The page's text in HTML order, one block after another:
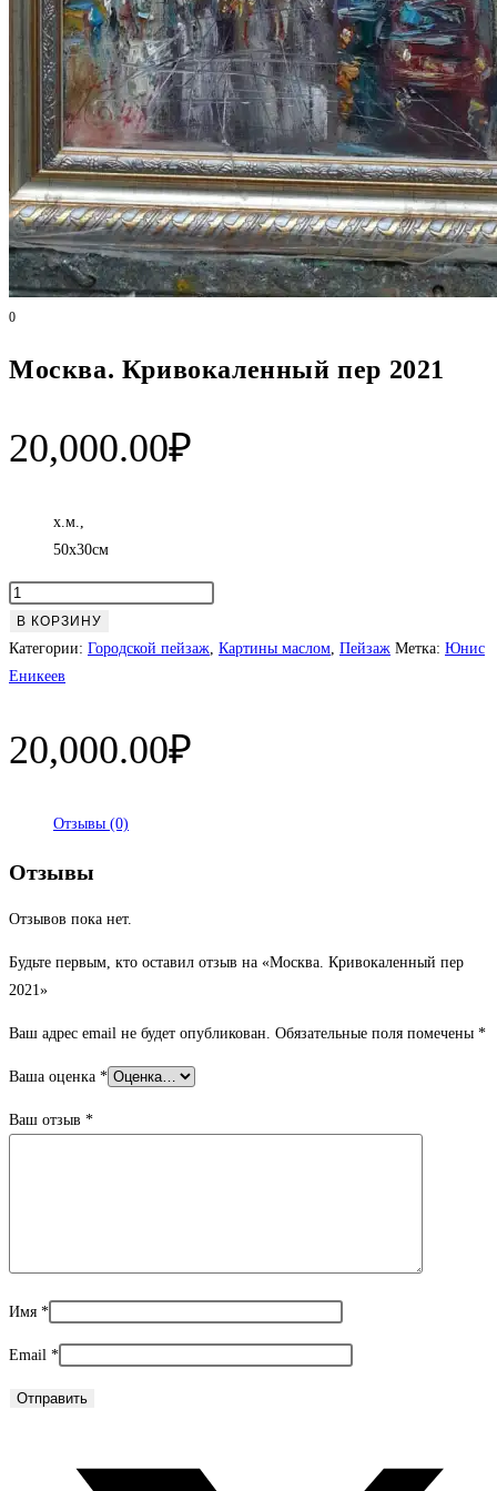
0
Москва. Кривокаленный пер 2021
20,000.00₽
х.м.,
50х30см
Количество
товара
Москва.
Кривокаленный
В КОРЗИНУ
Категории: Городской пейзаж Картины маслом Пейзаж Метка: Юнис
Еникеев
20,000.00₽
Отзывы (0)
Отзывы
Отзывов пока нет.
Будьте первым, кто оставил отзыв на «Москва. Кривокаленный пер
2021»
Ваш адрес email не будет опубликован. Обязательные поля помечены *
Ваша оценка *
Ваш отзыв *
Имя *
Email *